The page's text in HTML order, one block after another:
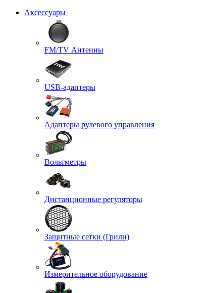
Аксессуары
FM/TV Антенны
USB-адаптеры
Адаптеры рулевого управления
Вольтметры
Дистанционные регуляторы
Защитные сетки (Грили)
Измерительное оборудование